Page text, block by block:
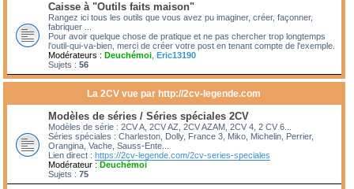
Caisse à "Outils faits maison"
Rangez ici tous les outils que vous avez pu imaginer, créer, façonner,
fabriquer ...
Pour avoir quelque chose de pratique et ne pas chercher trop longtemps
l'outil-qui-va-bien, merci de créer votre post en tenant compte de l'exemple.
Modérateurs : Deuchémoi Eric13190
Sujets : 56
La 2CV vue par http://2cv-legende.com
Modèles de séries / Séries spéciales 2CV
Modèles de série : 2CV A, 2CV AZ, 2CV AZAM, 2CV 4, 2 CV 6...
Séries spéciales : Charleston, Dolly, France 3, Miko, Michelin, Perrier,
Orangina, Vache, Sauss-Ente...
Lien direct : https://2cv-legende.com/2cv-series-speciales
Modérateur : Deuchémoi
Sujets : 75